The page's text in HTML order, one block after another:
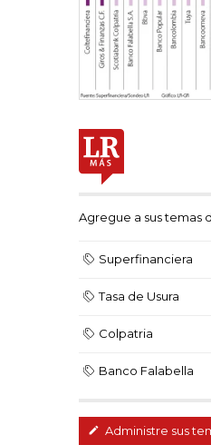
Agregue a sus temas
Superfinanciera
Tasa de Usura
Colpatria
Banco Falabella
Administre sus